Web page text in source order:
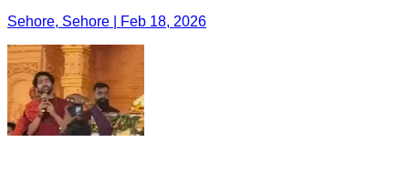
Sehore, Sehore | Feb 18, 2026